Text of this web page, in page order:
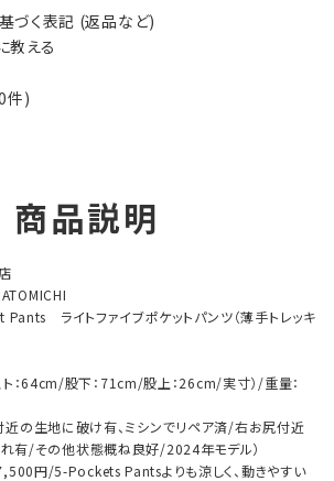
づく表記 (返品など)
教える
件)
商品説明
ライトファイブポケットパンツ（薄手トレッキ
：64cm/股下：71cm/股上：26cm/実寸）/重量：
の生地に破け有、ミシンでリペア済/右お尻付近
有/その他状態概ね良好/2024年モデル）
円/5-Pockets Pantsよりも涼しく、動きやすい